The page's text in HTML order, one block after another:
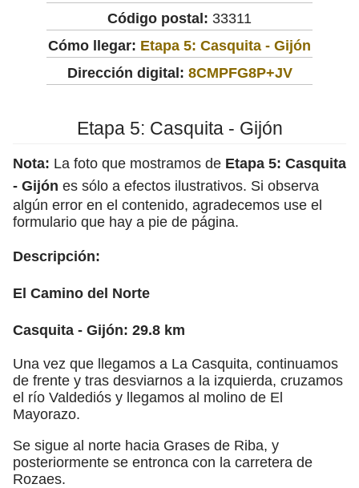
Código postal: 33311
Cómo llegar: Etapa 5: Casquita - Gijón
Dirección digital: 8CMPFG8P+JV
Etapa 5: Casquita - Gijón
Nota: La foto que mostramos de Etapa 5: Casquita
- Gijón es sólo a efectos ilustrativos. Si observa
algún error en el contenido, agradecemos use el
formulario que hay a pie de página.
Descripción:
El Camino del Norte
Casquita - Gijón: 29.8 km
Una vez que llegamos a La Casquita, continuamos
de frente y tras desviarnos a la izquierda, cruzamos
el río Valdediós y llegamos al molino de El
Mayorazo.
Se sigue al norte hacia Grases de Riba, y
posteriormente se entronca con la carretera de
Rozaes.